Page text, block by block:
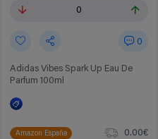
0
0
Adidas Vibes Spark Up Eau De
Parfum 100ml
Amazon España
0.00€